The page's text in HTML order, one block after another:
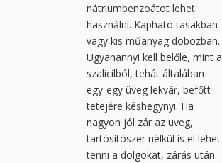
nátriumbenzoátot lehet
használni. Kapható tasakban
vagy kis műanyag dobozban.
Ugyanannyi kell belőle, mint a
szalicilból, tehát általában
egy-egy üveg lekvár, befőtt
tetejére késhegynyi. Ha
nagyon jól zár az üveg,
tartósítószer nélkül is el lehet
tenni a dolgokat, zárás után